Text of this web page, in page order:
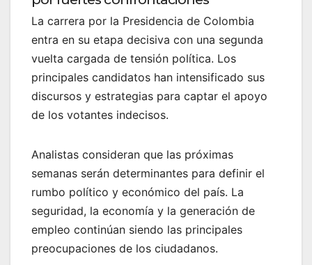
La carrera por la Presidencia de Colombia
entra en su etapa decisiva con una segunda
vuelta cargada de tensión política. Los
principales candidatos han intensificado sus
discursos y estrategias para captar el apoyo
de los votantes indecisos.
Analistas consideran que las próximas
semanas serán determinantes para definir el
rumbo político y económico del país. La
seguridad, la economía y la generación de
empleo continúan siendo las principales
preocupaciones de los ciudadanos.